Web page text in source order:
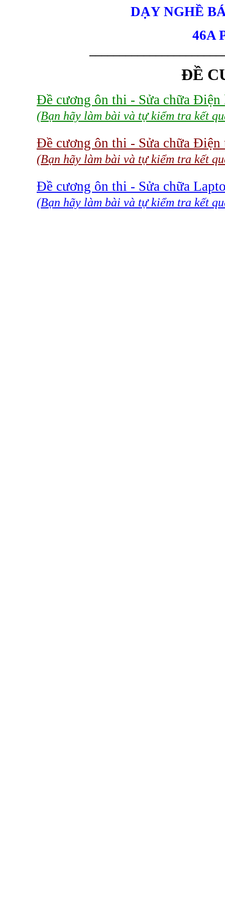
DẠY NGHỀ
46A
ĐỀ
Đề cương ôn thi - Sửa chữa
(Bạn hãy làm bài và tự kiểm tra kết
Đề cương ôn thi - Sửa chữa Điện
(Bạn hãy làm bài và tự kiểm tra kết
Đề cương ôn thi - Sửa chữa
(Bạn hãy làm bài và tự kiểm tra kết